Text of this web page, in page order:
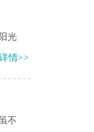
光
情>>
不